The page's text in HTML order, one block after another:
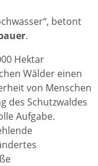
betont
.
Hektar
Wälder einen
von Menschen
des Schutzwaldes
Aufgabe.